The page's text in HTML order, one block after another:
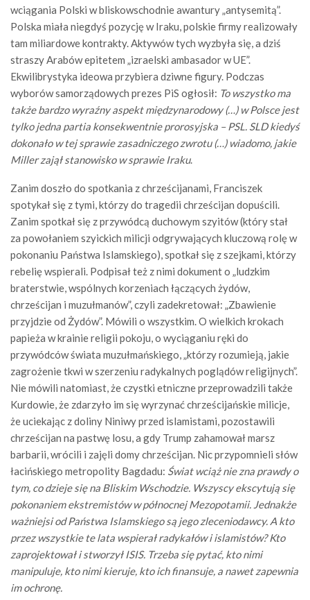
wciągania Polski w bliskowschodnie awantury „antysemitą”.
Polska miała niegdyś pozycję w Iraku, polskie firmy realizowały
tam miliardowe kontrakty. Aktywów tych wyzbyła się, a dziś
straszy Arabów epitetem „izraelski ambasador w UE”.
Ekwilibrystyka ideowa przybiera dziwne figury. Podczas
wyborów samorządowych prezes PiS ogłosił: To wszystko ma
także bardzo wyraźny aspekt międzynarodowy (…) w Polsce jest
tylko jedna partia konsekwentnie prorosyjska – PSL. SLD kiedyś
dokonało w tej sprawie zasadniczego zwrotu (…) wiadomo, jakie
Miller zajął stanowisko w sprawie Iraku.
Zanim doszło do spotkania z chrześcijanami, Franciszek
spotykał się z tymi, którzy do tragedii chrześcijan dopuścili.
Zanim spotkał się z przywódcą duchowym szyitów (który stał
za powołaniem szyickich milicji odgrywających kluczową rolę w
pokonaniu Państwa Islamskiego), spotkał się z szejkami, którzy
rebelię wspierali. Podpisał też z nimi dokument o „ludzkim
braterstwie, wspólnych korzeniach łączących żydów,
chrześcijan i muzułmanów”, czyli zadekretował: „Zbawienie
przyjdzie od Żydów”. Mówili o wszystkim. O wielkich krokach
papieża w krainie religii pokoju, o wyciąganiu ręki do
przywódców świata muzułmańskiego, „którzy rozumieją, jakie
zagrożenie tkwi w szerzeniu radykalnych poglądów religijnych”.
Nie mówili natomiast, że czystki etniczne przeprowadzili także
Kurdowie, że zdarzyło im się wyrzynać chrześcijańskie milicje,
że uciekając z doliny Niniwy przed islamistami, pozostawili
chrześcijan na pastwę losu, a gdy Trump zahamował marsz
barbarii, wrócili i zajęli domy chrześcijan. Nic przypomnieli słów
łacińskiego metropolity Bagdadu: Świat wciąż nie zna prawdy o
tym, co dzieje się na Bliskim Wschodzie. Wszyscy ekscytują się
pokonaniem ekstremistów w północnej Mezopotamii. Jednakże
ważniejsi od Państwa Islamskiego są jego zleceniodawcy. A kto
przez wszystkie te lata wspierał radykałów i islamistów? Kto
zaprojektował i stworzył ISIS. Trzeba się pytać, kto nimi
manipuluje, kto nimi kieruje, kto ich finansuje, a nawet zapewnia
im ochronę.